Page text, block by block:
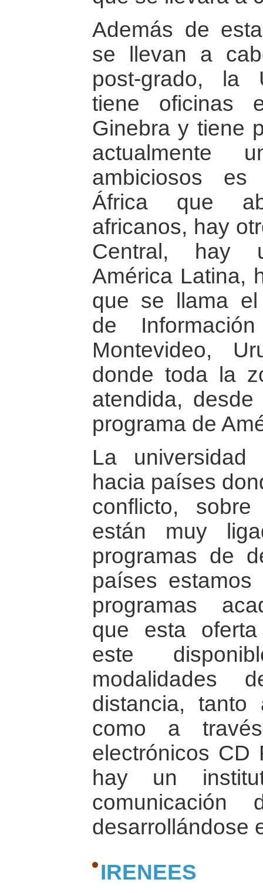
Además de
se llevan a
post-grado, la
tiene oficinas
Ginebra y tiene
ambiciosos
África que
africanos, hay
Central, hay
América Latina,
que se llama el
de
Montevideo,
donde toda la
atendida,
programa de
La
hacia países
conflicto,
están muy
programas de
países estamos
programas
que esta
este
modalidades
distancia,
como a
electrónicos CD
hay un
desarrollándose
IRENEES